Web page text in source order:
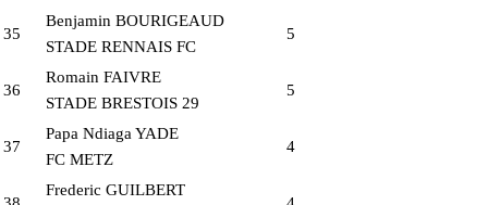
35
Benjamin BOURIGEAUD
STADE RENNAIS FC
5
36
Romain FAIVRE
STADE BRESTOIS 29
5
37
Papa Ndiaga YADE
FC METZ
4
Frederic GUILBERT